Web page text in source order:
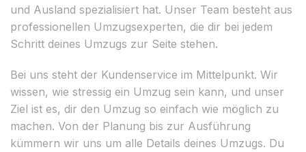
und Ausland spezialisiert hat. Unser Team besteht aus
professionellen Umzugsexperten, die dir bei jedem
Schritt deines Umzugs zur Seite stehen.
Bei uns steht der Kundenservice im Mittelpunkt. Wir
wissen, wie stressig ein Umzug sein kann, und unser
Ziel ist es, dir den Umzug so einfach wie möglich zu
machen. Von der Planung bis zur Ausführung
kümmern wir uns um alle Details deines Umzugs. Du